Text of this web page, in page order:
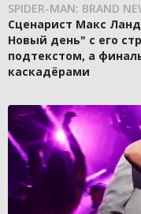
SPIDER-MAN: BRAND
Сценарист Макс
Новый день" с его
подтекстом, а
каскадёрами